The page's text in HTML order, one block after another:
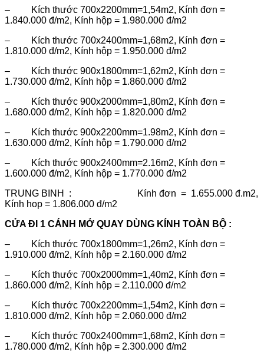
– Kích thước 700x2200mm=1,54m2, Kính đơn =
1.840.000 đ/m2, Kính hộp = 1.980.000 đ/m2
– Kích thước 700x2400mm=1,68m2, Kính đơn =
1.810.000 đ/m2, Kính hộp = 1.950.000 đ/m2
– Kích thước 900x1800mm=1,62m2, Kính đơn =
1.730.000 đ/m2, Kính hộp = 1.860.000 đ/m2
– Kích thước 900x2000mm=1,80m2, Kính đơn =
1.680.000 đ/m2, Kính hộp = 1.820.000 đ/m2
– Kích thước 900x2200mm=1.98m2, Kính đơn =
1.630.000 đ/m2, Kính hộp = 1.790.000 đ/m2
– Kích thước 900x2400mm=2.16m2, Kính đơn =
1.600.000 đ/m2, Kính hộp = 1.770.000 đ/m2
TRUNG BINH : Kính đơn = 1.655.000 đ.m2,
Kính hop = 1.806.000 đ/m2
CỬA ĐI 1 CÁNH MỞ QUAY DÙNG KÍNH TOÀN BỘ :
– Kích thước 700x1800mm=1,26m2, Kính đơn =
1.910.000 đ/m2, Kính hộp = 2.160.000 đ/m2
– Kích thước 700x2000mm=1,40m2, Kính đơn =
1.860.000 đ/m2, Kính hộp = 2.110.000 đ/m2
– Kích thước 700x2200mm=1,54m2, Kính đơn =
1.810.000 đ/m2, Kính hộp = 2.060.000 đ/m2
– Kích thước 700x2400mm=1,68m2, Kính đơn =
1.780.000 đ/m2, Kính hộp = 2.300.000 đ/m2